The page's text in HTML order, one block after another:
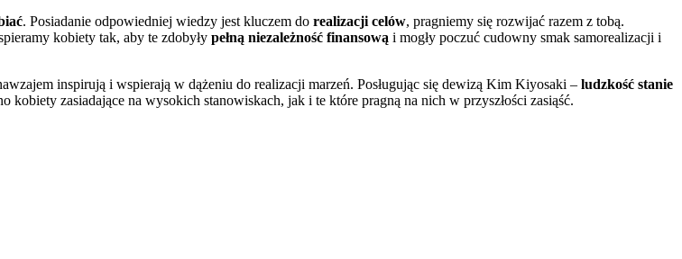
. Posiadanie odpowiedniej wiedzy jest kluczem do realizacji celów, pragniemy się rozwijać razem z tobą.
kobiety tak, aby te zdobyły pełną niezależność finansową i mogły poczuć cudowny smak samorealizacji i
inspirują i wspierają w dążeniu do realizacji marzeń. Posługując się dewizą Kim Kiyosaki – ludzkość stanie
kobiety zasiadające na wysokich stanowiskach, jak i te które pragną na nich w przyszłości zasiąść.